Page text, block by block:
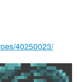
40250023/